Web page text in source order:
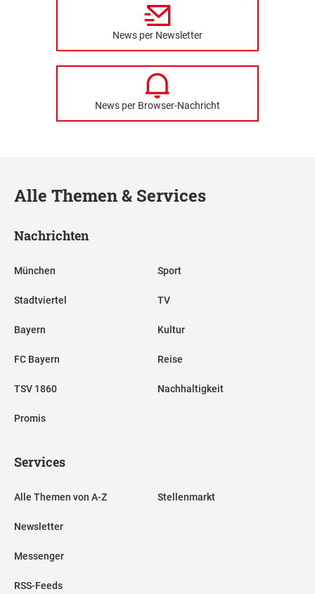
News per Newsletter
News per Browser-Nachricht
Alle Themen & Services
Nachrichten
München
Stadtviertel
Bayern
FC Bayern
TSV 1860
Promis
Sport
TV
Kultur
Reise
Nachhaltigkeit
Services
Alle Themen von A-Z
Newsletter
Messenger
RSS-Feeds
Stellenmarkt